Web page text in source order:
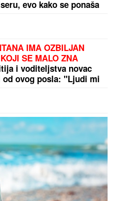
tvrde da je ovo
otkrio za koga
ili Partizan